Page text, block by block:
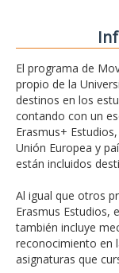
El programa de
propio de la
destinos en los
contando con un
Erasmus+
Unión Europea y
están incluidos
Al igual que otros
Erasmus Estudios,
también incluye
reconocimiento en
asignaturas que